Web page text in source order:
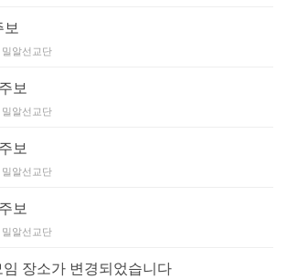
보
밀알선교단
보
밀알선교단
보
밀알선교단
보
밀알선교단
장소가 변경되었습니다